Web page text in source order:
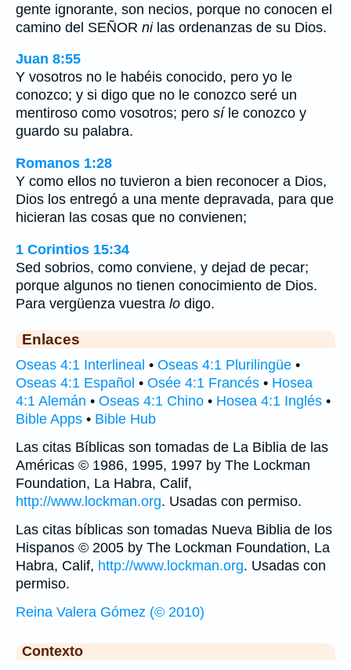
gente ignorante, son necios, porque no conocen el
camino del SEÑOR nilas ordenanzas de su Dios.
Juan 8:55
Y vosotros no le habéis conocido, pero yo le
conozco; y si digo que no le conozco seré un
mentiroso como vosotros; pero síle conozco y
guardo su palabra.
Romanos 1:28
Y como ellos no tuvieron a bien reconocer a Dios,
Dios los entregó a una mente depravada, para que
hicieran las cosas que no convienen;
1 Corintios 15:34
Sed sobrios, como conviene, y dejad de pecar;
porque algunos no tienen conocimiento de Dios.
Para vergüenza vuestra lo digo.
Enlaces
Oseas 4:1 Interlineal • Oseas 4:1 Plurilingüe •
Oseas 4:1 Español • Osée 4:1 Francés • Hosea
4:1 Alemán • Oseas 4:1 Chino • Hosea 4:1 Inglés •
Bible Apps • Bible Hub
Las citas Bíblicas son tomadas de La Biblia de las
Américas © 1986, 1995, 1997 by The Lockman
Foundation, La Habra, Calif,
http://www.lockman.org. Usadas con permiso.
Las citas bíblicas son tomadas Nueva Biblia de los
Hispanos © 2005 by The Lockman Foundation, La
Habra, Calif, http://www.lockman.org. Usadas con
permiso.
Reina Valera Gómez (© 2010)
Contexto